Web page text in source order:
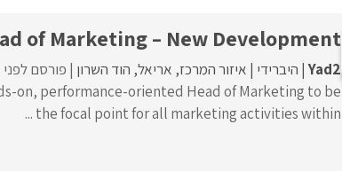
of Marketing – New Development
Yad2 היברידי איזור המרכז אריאל הוד השרון פורסם לפני 11 שעות
on, performance-oriented Head of Marketing to be
the focal point for all marketing activities within ...